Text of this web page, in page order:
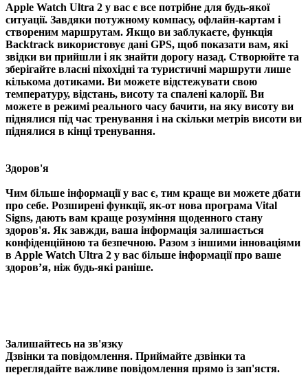
Apple Watch Ultra 2 у вас є все потрібне для будь-якої
ситуації. Завдяки потужному компасу, офлайн-картам і
створеним маршрутам. Якщо ви заблукаєте, функція
Backtrack використовує дані GPS, щоб показати вам, які
звідки ви прийшли і як знайти дорогу назад. Створюйте та
зберігайте власні піхохідні та туристичні маршрути лише
кількома дотиками. Ви можете відстежувати свою
температуру, відстань, висоту та спалені калорії. Ви
можете в режимі реального часу бачити, на яку висоту ви
піднялися під час тренування і на скільки метрів висоти ви
піднялися в кінці тренування.
Здоров'я
Чим більше інформації у вас є, тим краще ви можете дбати
про себе. Розширені функції, як-от нова програма Vital
Signs, дають вам краще розуміння щоденного стану
здоров'я. Як завжди, ваша інформація залишається
конфіденційною та безпечною. Разом з іншими інноваціями
в Apple Watch Ultra 2 у вас більше інформації про ваше
здоров’я, ніж будь-які раніше.
Залишайтесь на зв'язку
Дзвінки та повідомлення. Приймайте дзвінки та
переглядайте важливе повідомлення прямо із зап'ястя.